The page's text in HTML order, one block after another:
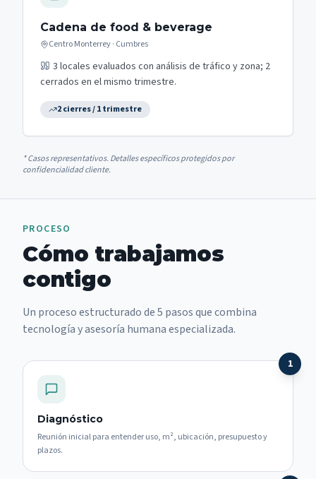
Cadena de food & beverage
Centro Monterrey · Cumbres
3 locales evaluados con análisis de tráfico y zona; 2
cerrados en el mismo trimestre.
2 cierres / 1 trimestre
* Casos representativos. Detalles específicos protegidos por
confidencialidad cliente.
PROCESO
Cómo trabajamos
contigo
Un proceso estructurado de 5 pasos que combina
tecnología y asesoría humana especializada.
1
Diagnóstico
Reunión inicial para entender uso, m², ubicación, presupuesto y
plazos.